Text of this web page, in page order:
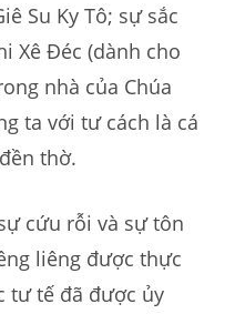
Su Ky Tô; sự sắc
Xê Đéc (dành cho
nhà của Chúa
ta với tư cách là cá
thờ.
cứu rỗi và sự tôn
liêng được thực
tư tế đã được ủy